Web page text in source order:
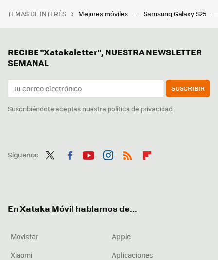
TEMAS DE INTERÉS Mejores móviles Samsung Galaxy S25
RECIBE "Xatakaletter", NUESTRA NEWSLETTER
SEMANAL
SUSCRIBIR
Suscribiéndote aceptas nuestra política de privacidad
Síguenos
En Xataka Móvil hablamos de...
Movistar
Apple
Xiaomi
Aplicaciones